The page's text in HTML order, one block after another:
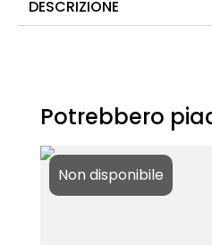
DESCRIZIONE
Potrebbero
Non disponibile